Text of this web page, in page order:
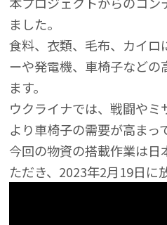
ました。
食料、衣類、毛布、カイロ
ーや発電機、車椅子などの
ます。
ウクライナでは、戦闘や
より車椅子の需要が高まっ
今回の物資の搭載作業は
ただき、2023年2月19日に